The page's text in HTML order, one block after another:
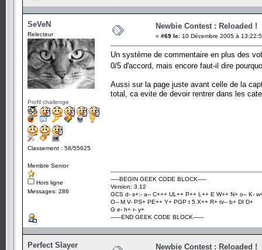
SeVeN
Relecteur
Profil challenge
Classement : 58/55625
Membre Senior
Hors ligne
Messages: 286
Newbie Contest : Reloaded !
« #69 le: 10 Décembre 2005 à
Un système de commentaire en plus des
0/5 d'accord, mais encore faut-il dire
Aussi sur la page juste avant celle de la
total, ca evite de devoir rentrer dans les
-----BEGIN GEEK CODE BLOCK-----
Version: 3.12
GCS d- s+:- a-- C+++ UL++ P++ L++ E W++ N+ o-- K-
O-- M V- PS+ PE++ Y+ PGP t 5 X++ R+ tv-- b+ DI D+
G e- h+ r- y+
------END GEEK CODE BLOCK------
Perfect Slayer Newbie Contest : Reloaded !